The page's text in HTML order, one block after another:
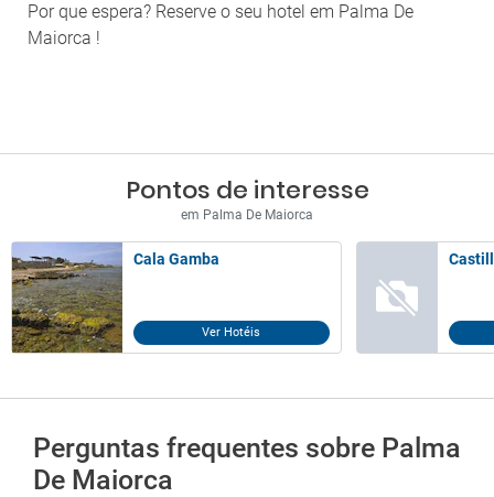
Por que espera? Reserve o seu hotel em Palma De
Maiorca !
Pontos de interesse
em Palma De Maiorca
Cala Gamba
Ver Hotéis
Perguntas frequentes sobre Palma
De Maiorca